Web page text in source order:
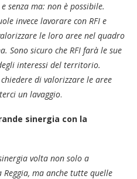
senza ma: non è possibile.
invece lavorare con RFI e
le loro aree nel quadro
Sono sicuro che RFI farà le sue
interessi del territorio.
di valorizzare le aree
un lavaggio.
sinergia con la
volta non solo a
ma anche tutte quelle